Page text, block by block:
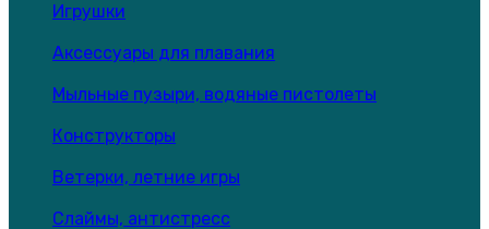
Игрушки
Аксессуары для плавания
Мыльные пузыри, водяные пистолеты
Конструкторы
Ветерки, летние игры
Слаймы, антистресс